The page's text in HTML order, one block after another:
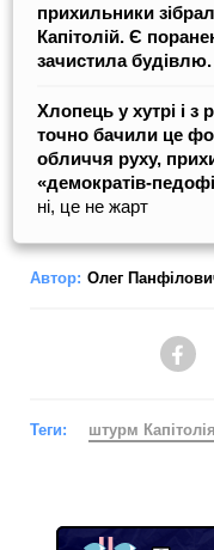
прихильники
Капітолій. Є
зачистила будівлю.
Хлопець у хутрі і з
точно бачили це
обличчя руху,
«демократів-
ні, це не жарт
Автор: Олег
Теги: штурм Капітолія